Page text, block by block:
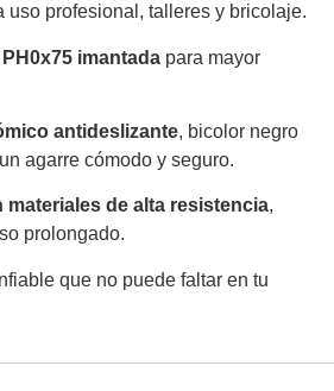
uso profesional, talleres y bricolaje.
imantada para mayor
antideslizante, bicolor negro
agarre cómodo y seguro.
materiales de alta resistencia,
prolongado.
que no puede faltar en tu